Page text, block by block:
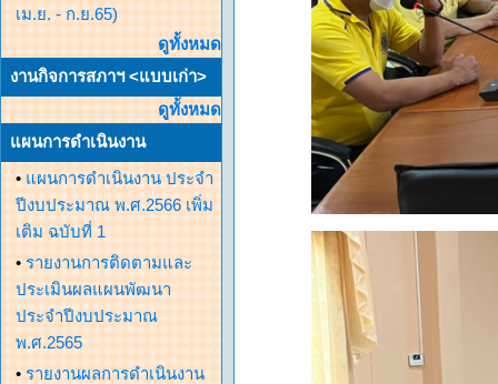
เม.ย. - ก.ย.65)
ดูทั้งหมด
งานกิจการสภาฯ <แบบเก่า>
ดูทั้งหมด
แผนการดำเนินงาน
• แผนการดำเนินงาน ประจำ
ปีงบประมาณ พ.ศ.2566 เพิ่ม
เติม ฉบับที่ 1
• รายงานการติดตามและ
ประเมินผลแผนพัฒนา
ประจำปีงบประมาณ
พ.ศ.2565
• รายงานผลการดำเนินงาน